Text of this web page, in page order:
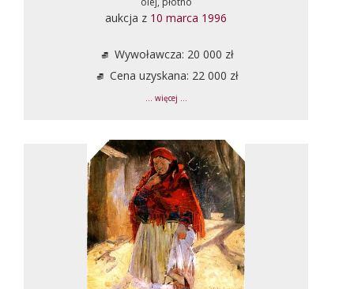
aukcja z 10 marca 1996
Wywoławcza: 20 000 zł
Cena uzyskana: 22 000 zł
... więcej ...